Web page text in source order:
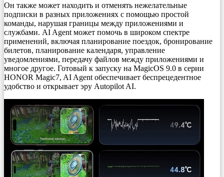
Он также может находить и отменять нежелательные
подписки в разных приложениях с помощью простой
команды, нарушая границы между приложениями и
службами. AI Agent может помочь в широком спектре
применений, включая планирование поездок, бронирование
билетов, планирование календаря, управление
уведомлениями, передачу файлов между приложениями и
многое другое. Готовый к запуску на MagicOS 9.0 в серии
HONOR Magic7, AI Agent обеспечивает беспрецедентное
удобство и открывает эру Autopilot AI.